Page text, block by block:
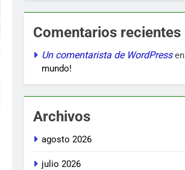
Comentarios recientes
Un comentarista de WordPressen
mundo!
Archivos
agosto 2026
julio 2026